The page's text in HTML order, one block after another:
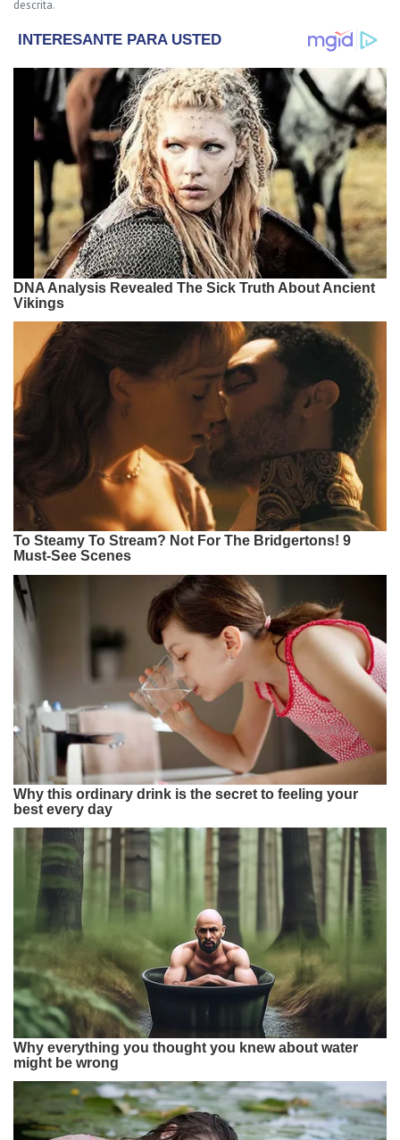
descrita.